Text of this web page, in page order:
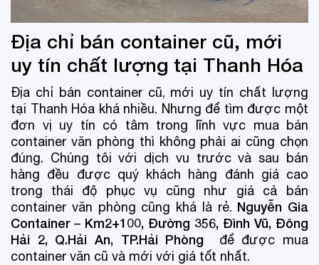
Địa chỉ bán container cũ, mới
uy tín chất lượng tại Thanh Hóa
Địa chỉ bán container cũ, mới uy tín chất lượng
tại Thanh Hóa khá nhiều. Nhưng để tìm được một
đơn vị uy tín có tâm trong lĩnh vực mua bán
container văn phòng thì không phải ai cũng chọn
đúng. Chúng tôi với dịch vu trước và sau bán
hàng đều được quý khách hàng đánh giá cao
trong thái độ phục vụ cũng như giá cả bán
container văn phòng cũng khá là rẻ. Nguyễn Gia
Container– Km2+100, Đường 356, Đình Vũ, Đông
Hải 2, Q.Hải An, TP.Hải Phòng
để được mua
container văn cũ và mới với giá tốt nhất.